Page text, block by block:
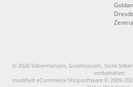
© 2026 Silbermünzen, Goldmünzen, Gold-
vorbehalten
modified eCommerce Shopsoftware © 2009-